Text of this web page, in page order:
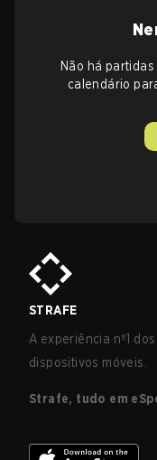
Não há
calendário
STRAFE
A experiência nº1
dispositivos móveis.
Strafe, tudo em